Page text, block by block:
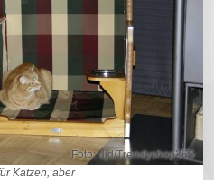
Foto: djd/Trendyshop365
Katzen, aber